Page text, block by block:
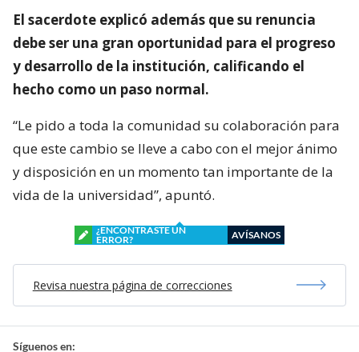
El sacerdote explicó además que su renuncia
debe ser una gran oportunidad para el progreso
y desarrollo de la institución, calificando el
hecho como un paso normal.
“Le pido a toda la comunidad su colaboración para
que este cambio se lleve a cabo con el mejor ánimo
y disposición en un momento tan importante de la
vida de la universidad”, apuntó.
¿ENCONTRASTE UN
ERROR?
AVÍSANOS
Revisa nuestra página de correcciones
Síguenos en: